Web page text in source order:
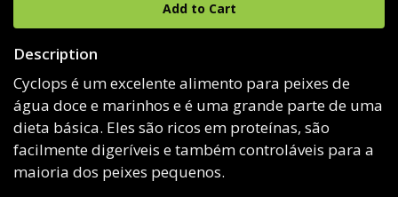
Description
Cyclops é um excelente alimento para peixes de
água doce e marinhos e é uma grande parte de uma
dieta básica. Eles são ricos em proteínas, são
facilmente digeríveis e também controláveis ​​​​para a
maioria dos peixes pequenos.